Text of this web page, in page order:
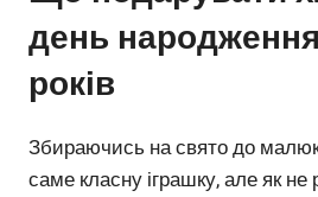
день народження
років
Збираючись на свято до
саме класну іграшку, але як не